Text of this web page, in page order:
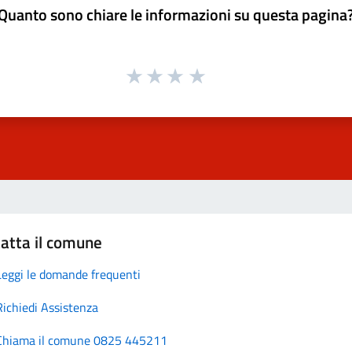
sono chiare le informazioni su questa
il comune
le domande frequenti
Assistenza
il comune 0825 445211